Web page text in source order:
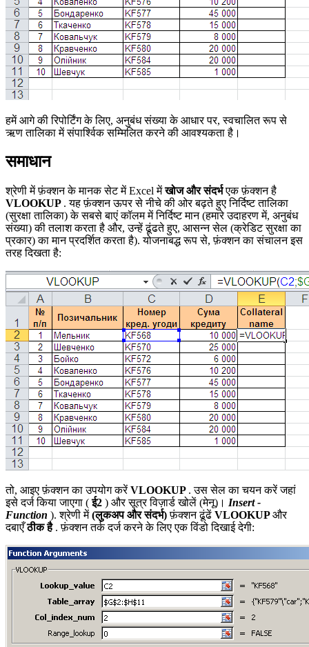
हमें आगे की रिपोर्टिंग के लिए, अनुबंध संख्या के आधार पर, स्वचालित रूप से
ऋण तालिका में संपार्श्विक सम्मिलित करने की आवश्यकता है।
समाधान
श्रेणी में फ़ंक्शन के मानक सेट में Excel मेंखोज और संदर्भएक फ़ंक्शन है
VLOOKUP . यह फ़ंक्शन ऊपर से नीचे की ओर बढ़ते हुए निर्दिष्ट तालिका
(सुरक्षा तालिका) के सबसे बाएं कॉलम में निर्दिष्ट मान (हमारे उदाहरण में, अनुबंध
संख्या) की तलाश करता है और, उन्हें ढूंढते हुए, आसन्न सेल (क्रेडिट सुरक्षा का
प्रकार) का मान प्रदर्शित करता है). योजनाबद्ध रूप से, फ़ंक्शन का संचालन इस
तरह दिखता है:
तो, आइए फ़ंक्शन का उपयोग करेंVLOOKUP . उस सेल का चयन करें जहां
इसे दर्ज किया जाएगा (ई2 ) और सूत्र विज़ार्ड खोलें (मेनू)। Insert -
Function ). श्रेणी में(लुकअप और संदर्भ)फ़ंक्शन ढूंढें VLOOKUPऔर
दबाएँठीक है . फ़ंक्शन तर्क दर्ज करने के लिए एक विंडो दिखाई देगी: